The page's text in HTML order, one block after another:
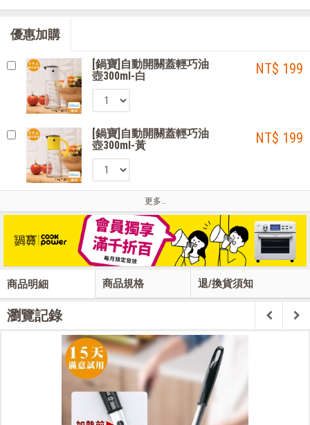
優惠加購
[鍋寶]自動開關蓋輕巧油
壺300ml-白
NT$ 199
[鍋寶]自動開關蓋輕巧油
壺300ml-黃
NT$ 199
更多…
商品明細 商品規格 退/換貨須知
瀏覽記錄